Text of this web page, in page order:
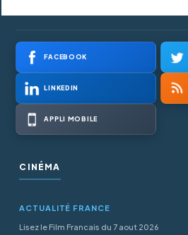
FACEBOOK
LINKEDIN
APPLI MOBILE
CINÉMA
ACTUALITÉ FRANCE
Lisez le Film Francais du 7 aout 2026